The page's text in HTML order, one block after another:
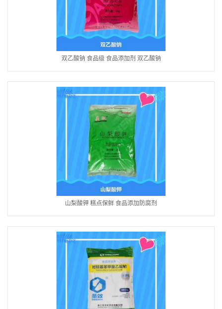
双乙酸钠 食品级 食品添加剂 双乙酸钠
山梨酸钾 糕点保鲜 食品添加防腐剂